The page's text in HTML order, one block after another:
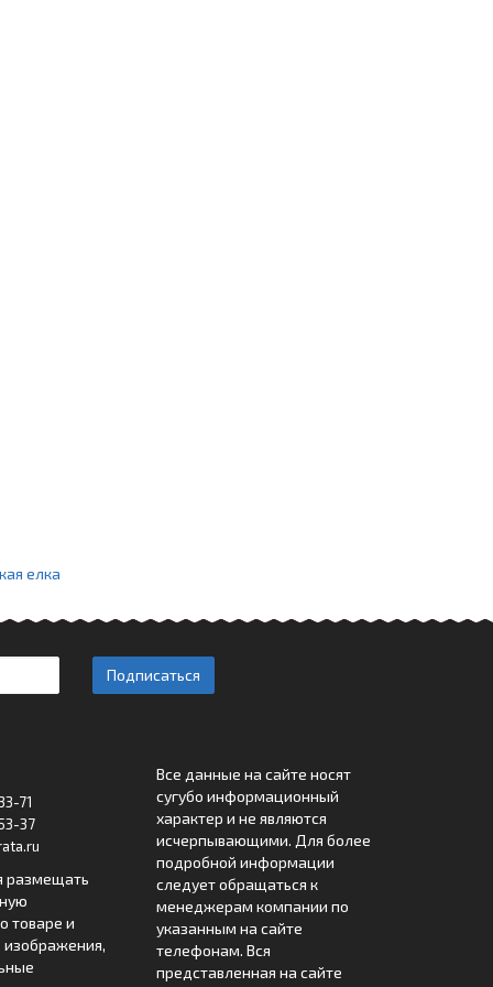
елка
Подписаться
71
37
размещать
товаре и
изображения,
Все данные на сайте носят
сугубо информационный
характер и не являются
исчерпывающими. Для более
подробной информации
следует обращаться к
менеджерам компании по
указанным на сайте
телефонам. Вся
представленная на сайте